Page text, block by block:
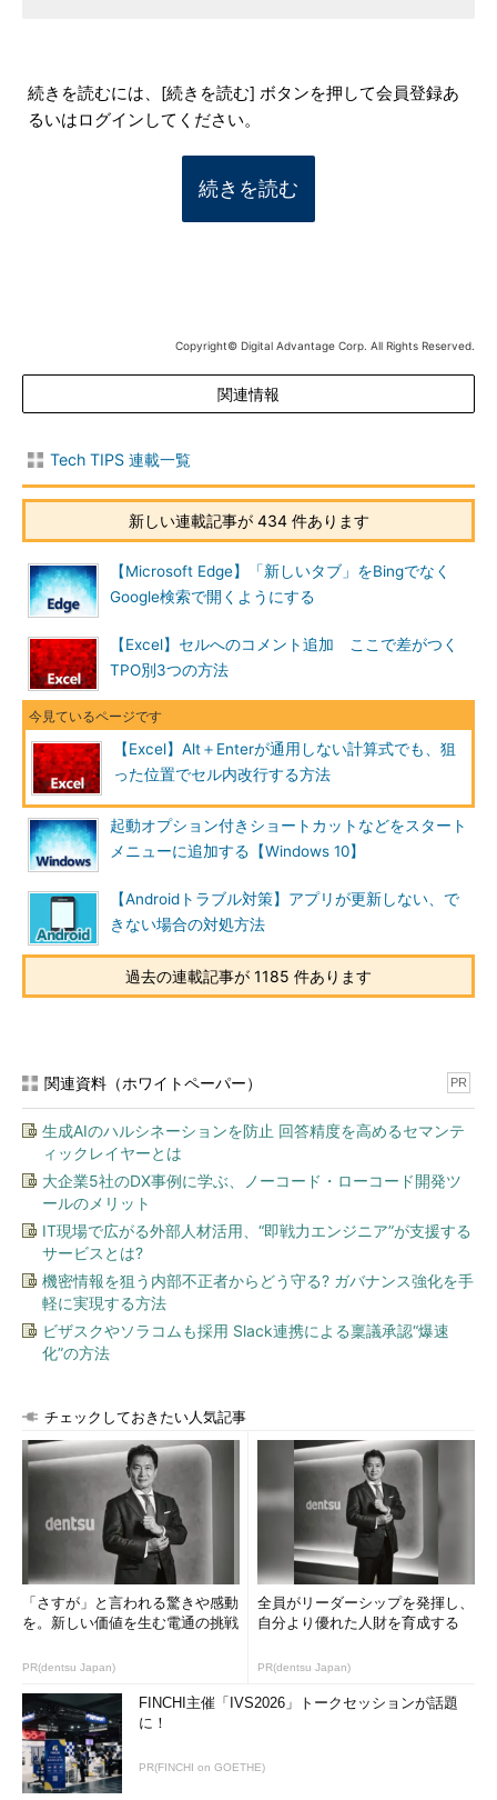
続きを読むには、[続きを読む] ボタンを押して会員登録あ
るいはログインしてください。
続きを読む
Copyright© Digital Advantage Corp. All Rights Reserved.
関連情報
Tech TIPS 連載一覧
新しい連載記事が 434 件あります
【Microsoft Edge】「新しいタブ」をBingでなく
Google検索で開くようにする
【Excel】セルへのコメント追加 ここで差がつく
TPO別3つの方法
【Excel】Alt＋Enterが通用しない計算式でも、狙
った位置でセル内改行する方法
起動オプション付きショートカットなどをスタート
メニューに追加する【Windows 10】
【Androidトラブル対策】アプリが更新しない、で
きない場合の対処方法
過去の連載記事が 1185 件あります
関連資料（ホワイトペーパー） PR
生成AIのハルシネーションを防止 回答精度を高めるセマンテ
ィックレイヤーとは
大企業5社のDX事例に学ぶ、ノーコード・ローコード開発ツ
ールのメリット
IT現場で広がる外部人材活用、“即戦力エンジニア”が支援する
サービスとは?
機密情報を狙う内部不正者からどう守る? ガバナンス強化を手
軽に実現する方法
ビザスクやソラコムも採用 Slack連携による稟議承認“爆速
化”の方法
チェックしておきたい人気記事
「さすが」と言われる驚きや感動
を。新しい価値を生む電通の挑戦
PR(dentsu Japan)
全員がリーダーシップを発揮し、
自分より優れた人財を育成する
PR(dentsu Japan)
FINCHI主催「IVS2026」トークセッションが話題
に！
PR(FINCHI on GOETHE)